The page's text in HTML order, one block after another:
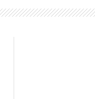
…상법·자본시장법 개정 논
급 안보 점검회의
즈 재개방 기대에 강세